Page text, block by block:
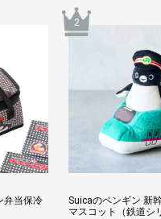
弁当保冷
Suicaのペンギン 新
マスコット（鉄道シ